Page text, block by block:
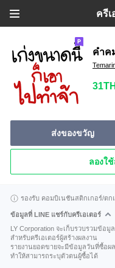
ครีเ
คำค
ส่งของขวัญ
ลองใ
รองรับ คอมบิเนชันสติกเกอร์/ตก
ข้อมูลที่ LINE แชร์กับครีเอเตอร์
LY Corporation จะเก็บรวบรวมข้อ
สำหรับครีเอเตอร์ผู้สร้างผลงาน
รายงานยอดขายจะมีข้อมูลวันที่ซื้อผ
ทำให้สามารถระบุตัวตนผู้ซื้อได้